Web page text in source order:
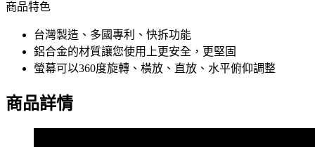
商品特色
台灣製造、多國專利、快拆功能
鋁合金的材質讓您使用上更安全，更堅固
螢幕可以360度旋轉、橫放、直放、水平俯仰調整
商品詳情